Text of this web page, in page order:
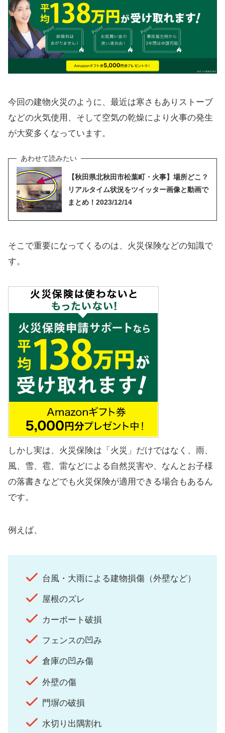
今回の建物火災のように、最近は寒さもありストーブ
などの火気使用、そして空気の乾燥により火事の発生
が大変多くなっています。
【秋田県北秋田市松葉町・火事】場所どこ？
リアルタイム状況をツイッター画像と動画で
まとめ！2023/12/14
そこで重要になってくるのは、火災保険などの知識で
す。
しかし実は、火災保険は「火災」だけではなく、雨、
風、雪、雹、雷などによる自然災害や、なんとお子様
の落書きなどでも火災保険が適用できる場合もあるん
です。
例えば、
台風・大雨による建物損傷（外壁など）
屋根のズレ
カーポート破損
フェンスの凹み
倉庫の凹み傷
外壁の傷
門塀の破損
水切り出隅割れ